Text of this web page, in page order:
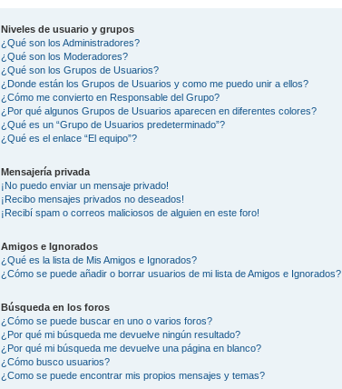
Niveles de usuario y grupos
¿Qué son los Administradores?
¿Qué son los Moderadores?
¿Qué son los Grupos de Usuarios?
¿Donde están los Grupos de Usuarios y como me puedo unir a ellos?
¿Cómo me convierto en Responsable del Grupo?
¿Por qué algunos Grupos de Usuarios aparecen en diferentes colores?
¿Qué es un “Grupo de Usuarios predeterminado”?
¿Qué es el enlace “El equipo”?
Mensajería privada
¡No puedo enviar un mensaje privado!
¡Recibo mensajes privados no deseados!
¡Recibí spam o correos maliciosos de alguien en este foro!
Amigos e Ignorados
¿Qué es la lista de Mis Amigos e Ignorados?
¿Cómo se puede añadir o borrar usuarios de mi lista de Amigos e Ignorados?
Búsqueda en los foros
¿Cómo se puede buscar en uno o varios foros?
¿Por qué mi búsqueda me devuelve ningún resultado?
¿Por qué mi búsqueda me devuelve una página en blanco?
¿Cómo busco usuarios?
¿Como se puede encontrar mis propios mensajes y temas?